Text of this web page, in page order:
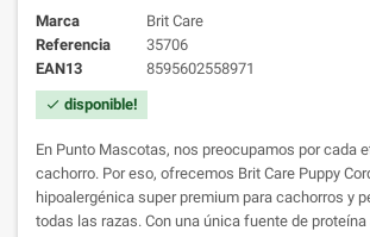
Marca
Brit Care
Referencia
35706
EAN13
8595602558971
check disponible!
En Punto Mascotas, nos preocupamos por cada
cachorro. Por eso, ofrecemos Brit Care Puppy
hipoalergénica super premium para cachorros y
todas las razas. Con una única fuente de